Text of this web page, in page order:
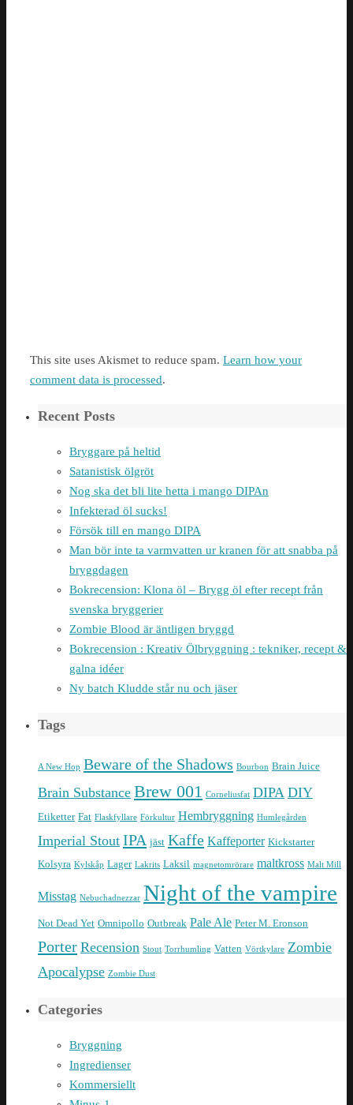
This site uses Akismet to reduce spam. Learn how your
comment data is processed.
Recent Posts
Bryggare på heltid
Satanistisk ölgröt
Nog ska det bli lite hetta i mango DIPAn
Infekterad öl sucks!
Försök till en mango DIPA
Man bör inte ta varmvatten ur kranen för att snabba på
bryggdagen
Bokrecension: Klona öl – Brygg öl efter recept från
svenska bryggerier
Zombie Blood är äntligen bryggd
Bokrecension : Kreativ Ölbryggning : tekniker, recept &
galna idéer
Ny batch Kludde står nu och jäser
Tags
A New Hop Beware of the Shadows Bourbon Brain Juice
Brain Substance Brew 001 Corneliusfat DIPA DIY
Etiketter Fat Flaskfyllare Förkultur Hembryggning Humlegården
Imperial Stout IPA jäst Kaffe Kaffeporter Kickstarter
Kolsyra Kylskåp Lager Lakrits Laksil magnetomrörare maltkross Malt Mill
Misstag Nebuchadnezzar Night of the vampire
Not Dead Yet Omnipollo Outbreak Pale Ale Peter M. Eronson
Porter Recension Stout Torrhumling Vatten Vörtkylare Zombie
Apocalypse Zombie Dust
Categories
Bryggning
Ingredienser
Kommersiellt